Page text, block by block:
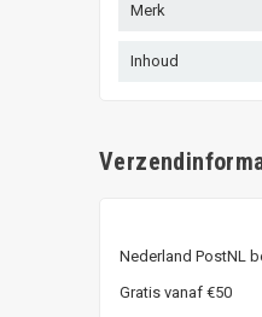
Merk
Inhoud
Nederland
Gratis vanaf €50